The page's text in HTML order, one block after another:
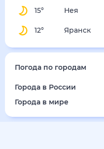
15° Нея
12° Яранск
Погода по городам
Города в России
Города в мире